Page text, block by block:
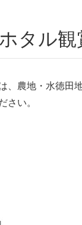
ホタル
、農地・水徳田
さい。